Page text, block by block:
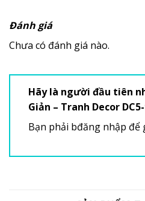
Đánh giá
Chưa có đánh giá nào.
Hãy là người đầu tiên
Giản – Tranh Decor
Bạn phải bđăng nhập để